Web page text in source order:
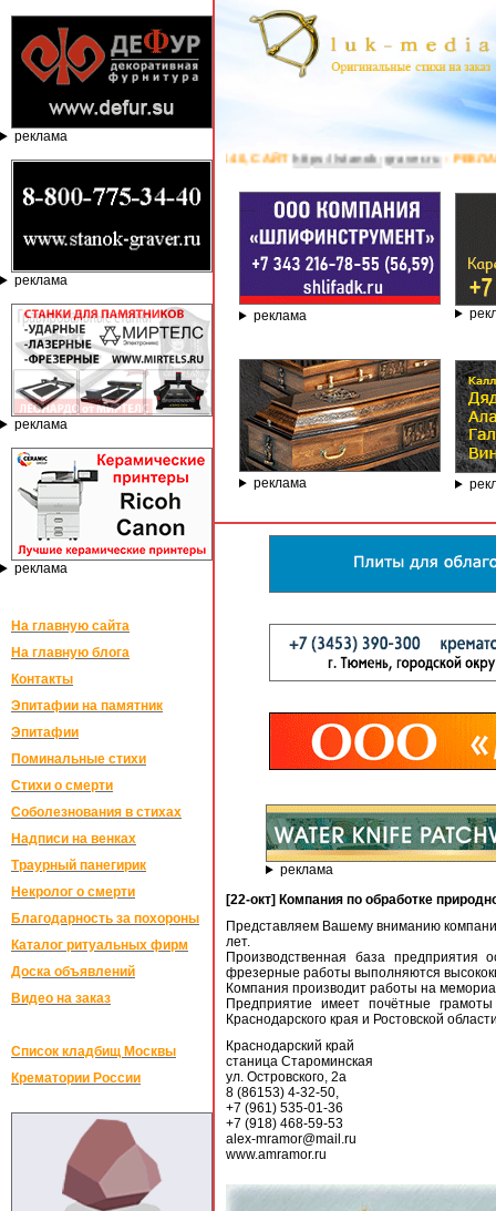
реклама
реклама
реклама
реклама
На главную сайта
На главную блога
Контакты
Эпитафии на памятник
Эпитафии
Поминальные стихи
Стихи о смерти
Соболезнования в стихах
Надписи на венках
Траурный панегирик
Некролог о смерти
Благодарность за похороны
Каталог ритуальных фирм
Доска объявлений
Видео на заказ
Список кладбищ Москвы
Крематории России
САЙТhttps://stanok-graver.ru- РЕКЛАМОДАТЕЛЬ ИП Павленко С.В. ИНН:
реклама
реклама
реклама
[22-окт] Компания по обработке
Представляем Вашему вниманию
лет.
Производственная база предприятия
фрезерные работы выполняются
Компания производит работы на
Предприятие имеет почётные
Краснодарского края и Ростовской
Краснодарский край
станица Староминская
ул. Островского, 2а
8 (86153) 4-32-50,
+7 (961) 535-01-36
+7 (918) 468-59-53
alex-mramor@mail.ru
www.amramor.ru